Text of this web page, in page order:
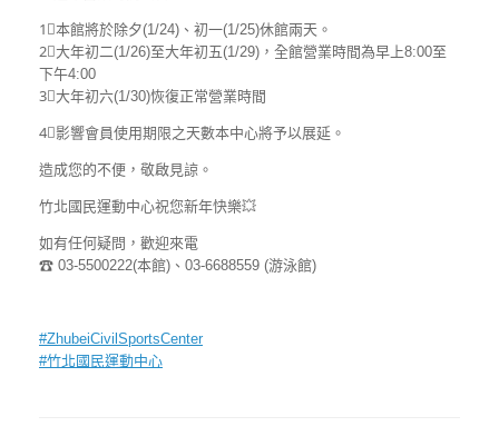
1⃣本館將於除夕(1/24)、初一(1/25)休館兩天。
2⃣大年初二(1/26)至大年初五(1/29)，全館營業時間為早上8:00至
下午4:00
3⃣大年初六(1/30)恢復正常營業時間
4⃣影響會員使用期限之天數本中心將予以展延。
造成您的不便，敬啟見諒。
竹北國民運動中心祝您新年快樂💥
如有任何疑問，歡迎來電
☎ 03-5500222(本館)、03-6688559 (游泳館)
#ZhubeiCivilSportsCenter
#竹北國民運動中心